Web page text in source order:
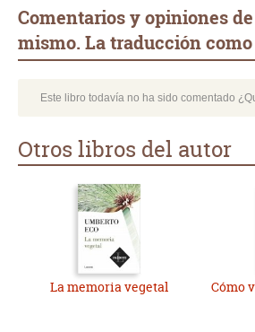
Comentarios y opiniones
mismo. La traducción
Este libro todavía no ha sido comentado
Otros libros del autor
La memoria vegetal Cómo